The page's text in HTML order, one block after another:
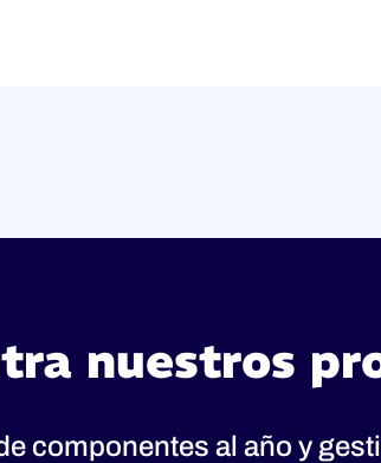
nuestros
componentes al año y